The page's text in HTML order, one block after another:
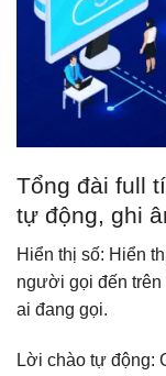
Tổng đài full
tự động, ghi
Hiển thị số: Hiển
người gọi đến trên
ai đang gọi.
Lời chào tự động: